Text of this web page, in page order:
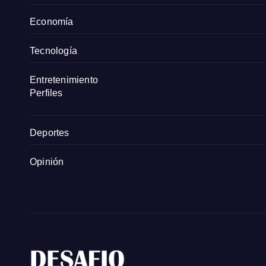
Economía
Tecnología
Entretenimiento
Perfiles
Deportes
Opinión